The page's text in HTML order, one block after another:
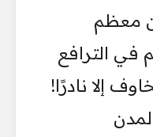
معظم
في الترافع
إلا نادرًا!